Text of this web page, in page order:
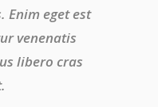
Enim eget est
venenatis
libero cras